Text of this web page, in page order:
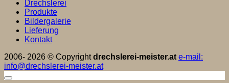
Drechslerei
Produkte
Bildergalerie
Lieferung
Kontakt
2006- 2026 © Copyrightdrechslerei-meister.at e-mail:
info@drechslerei-meister.at